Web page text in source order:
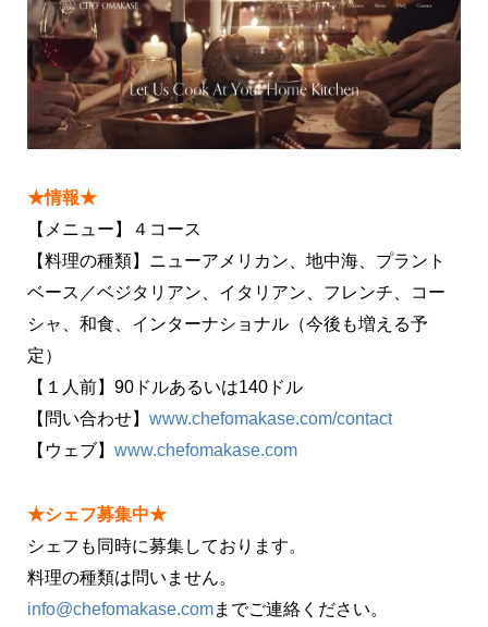
★情報★
【メニュー】４コース
【料理の種類】ニューアメリカン、地中海、プラント
ベース／ベジタリアン、イタリアン、フレンチ、コー
シャ、和食、インターナショナル（今後も増える予
定）
【１人前】90ドルあるいは140ドル
【問い合わせ】 www.chefomakase.com/contact
【ウェブ】 www.chefomakase.com
★シェフ募集中★
シェフも同時に募集しております。
料理の種類は問いません。
info@chefomakase.comまでご連絡ください。